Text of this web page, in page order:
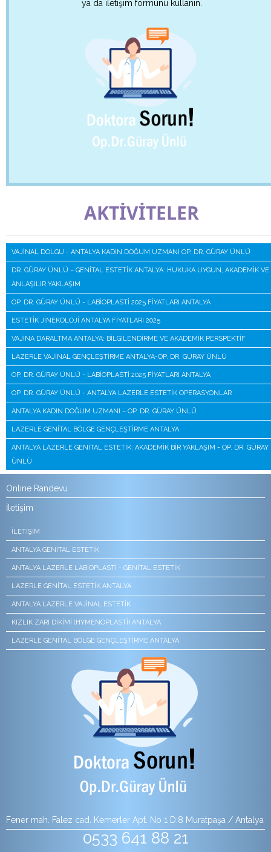
ya da iletişim formunu kullanın.
AKTİVİTELER
VAJINAL DOLGU - ANTALYA KADIN DOĞUM UZMANI OP. DR. GÜRAY ÜNLÜ
DR. GÜRAY ÜNLÜ – GENITAL ESTETIK ANTALYA: HUKUKA UYGUN, AKADEMIK VE
ANLAŞILIR YAKLAŞIM
OP. DR. GÜRAY ÜNLÜ - LABIOPLASTI 2025 FIYATLARI ANTALYA
ESTETIK JINEKOLOJI ANTALYA FIYATLARI 2025
VAJINA DARALTMA ANTALYA: BILGILENDIRME VE AKADEMIK PERSPEKTIF
LAZERLE VAJINAL GENÇLEŞTIRME ANTALYA-OP. DR. GÜRAY ÜNLÜ
OP. DR. GÜRAY ÜNLÜ - LABIOPLASTI 2025 FIYATLARI ANTALYA
OP. DR. GÜRAY ÜNLÜ - ANTALYA LAZERLE ESTETIK OPERASYONLAR
ANTALYA KADIN DOĞUM UZMANI – OP. DR. GÜRAY ÜNLÜ
LAZERLE GENITAL BÖLGE GENÇLEŞTIRME ANTALYA
ANTALYA LAZERLE GENITAL ESTETIK: AKADEMIK BIR YAKLAŞIM - OP. DR. GÜRAY
ÜNLÜ
Online Randevu
İletişim
İLETIŞIM
ANTALYA GENITAL ESTETIK
ANTALYA LAZERLE LABIOPLASTI - GENITAL ESTETIK
LAZERLE GENITAL ESTETIK ANTALYA
ANTALYA LAZERLE VAJINAL ESTETIK
KIZLIK ZARI DIKIMI (HYMENOPLASTI) ANTALYA
LAZERLE GENITAL BÖLGE GENÇLEŞTIRME ANTALYA
Fener mah. Falez cad. Kemerler Apt. No 1 D:8 Muratpaşa / Antalya
0533 641 88 21